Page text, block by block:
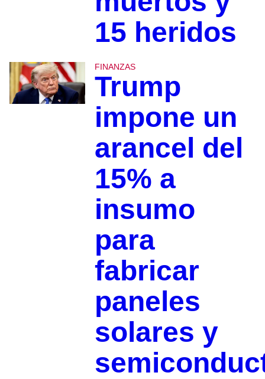
15 heridos
FINANZAS
Trump
impone un
arancel del
15% a
insumo
para
fabricar
paneles
solares y